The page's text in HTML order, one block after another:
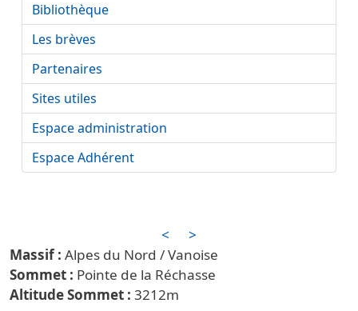
<
>
Alpes du Nord / Vanoise
Pointe de la Réchasse
3212
Bibliothèque
Les brèves
Partenaires
Sites utiles
Espace administration
Espace Adhérent